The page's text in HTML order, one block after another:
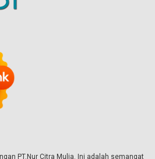
PT.Nur Citra Mulia. Ini adalah semangat